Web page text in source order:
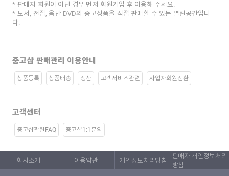
판매자 회원이 아닌 경우 먼저 회원가입 후 이용해 주세요.
도서, 전집, 음반 DVD의 중고상품을 직접 판매할 수 있는 열린공간입니
다.
중고샵 판매관리 이용안내
상품등록 상품배송 정산 고객서비스관련 사업자회원전환
고객센터
중고샵관련FAQ 중고샵1:1문의
회사소개 이용약관 개인정보처리방침
판매자 개인정보처리
방침